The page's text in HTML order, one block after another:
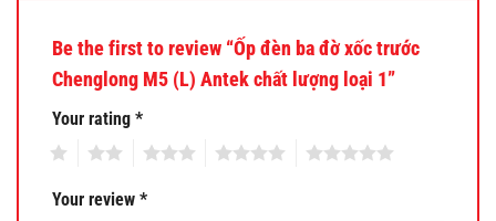
Be the first to review “Ốp đèn ba đờ xốc trước
Chenglong M5 (L) Antek chất lượng loại 1”
Your rating *
Your review *